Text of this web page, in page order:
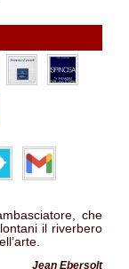
che
il riverbero
Jean Ebersolt